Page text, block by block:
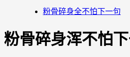
粉骨碎身全不怕下一句
粉骨碎身浑不怕